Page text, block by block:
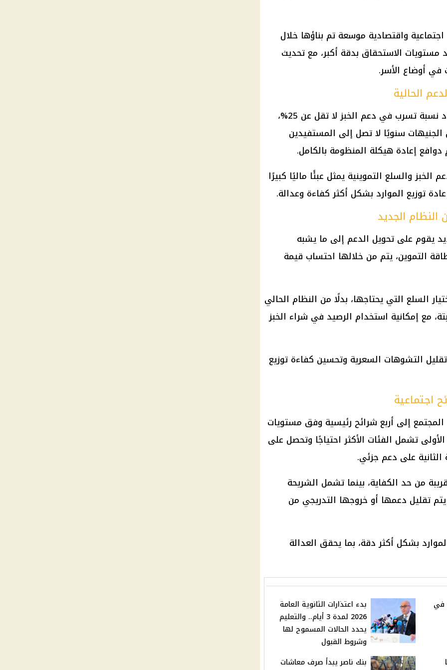
واقتصادية موسعة تم بناؤها خلال
مستويات الاستحقاق بدقة أكبر، مع تحديث
في أوضاع الأسر.
الحالية
تشير التقديرات الحكومية إلى وجود نسبة تسرب في دعم الخبز لا تقل عن 25%،
سنويًا لا تصل إلى المستفيدين
إعادة هيكلة المنظومة بالكامل.
والسلع التموينية يمثل عبئًا ماليًا كبيرًا
توزيع الموارد بشكل أكثر كفاءة وعدالة.
الجديد
يقوم على تحويل الدعم إلى ما يشبه
التموين، يتم من خلالها احتساب قيمة
السلع التي يحتاجها، بدلًا من النظام الحالي
مع إمكانية استخدام الرصيد في شراء الخبز
التشوهات السعرية وتحسين كفاءة توزيع
اجتماعية
إلى أربع شرائح رئيسية وفق مستويات
تشمل الفئات الأكثر احتياجًا وتحصل على
الثانية على دعم جزئي.
من حد الكفاية، بينما تشمل الشريحة
يتم تقليل دعمها أو خروجها التدريجي من
بشكل أكثر دقة، بما يحقق العدالة
في
بدء اعتذارات الثانوية العامة
2026 لمدة 3 أيام.. والتعليم
يحدد الحالات المسموح لها
وشروط القبول
بنك ناصر يبدأ صرف معاشات